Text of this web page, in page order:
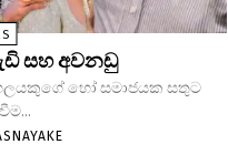
සහ අවනඩු
හෝ සමාජයක සතුට